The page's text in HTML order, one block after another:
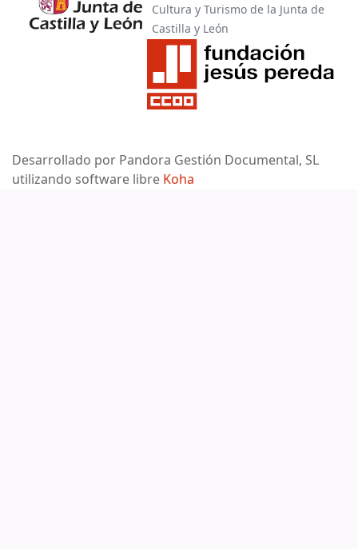
Cultura y Turismo de la Junta de
Castilla y León
Desarrollado por Pandora Gestión Documental, SL
utilizando software libre Koha